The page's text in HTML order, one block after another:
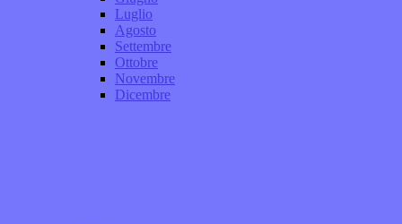
Luglio
Agosto
Settembre
Ottobre
Novembre
Dicembre